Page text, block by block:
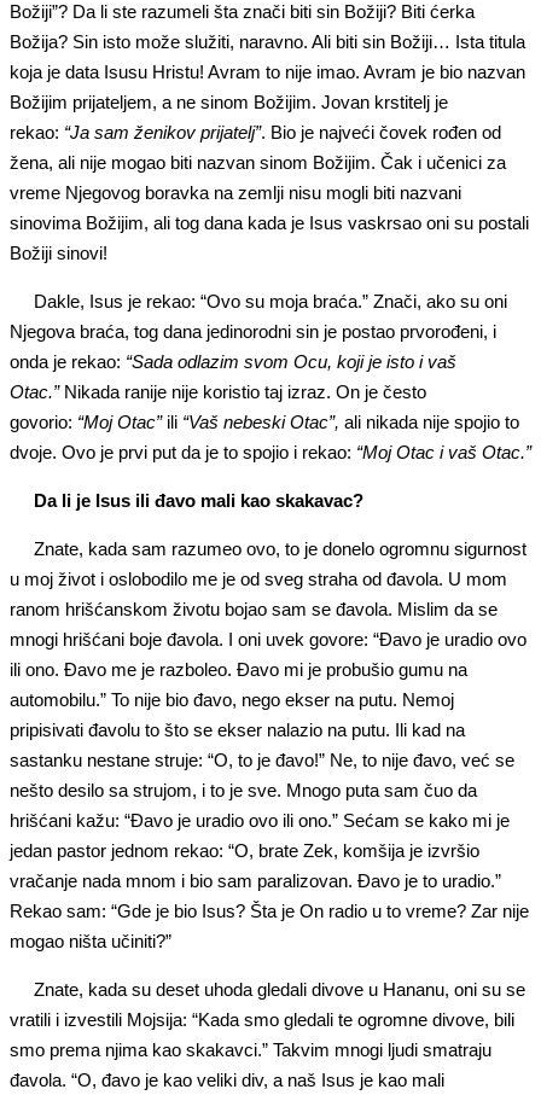
Božiji”? Da li ste razumeli šta znači biti sin Božiji? Biti ćerka
Božija? Sin isto može služiti, naravno. Ali biti sin Božiji… Ista titula
koja je data Isusu Hristu! Avram to nije imao. Avram je bio nazvan
Božijim prijateljem, a ne sinom Božijim. Jovan krstitelj je
rekao: “Ja sam ženikov prijatelj”. Bio je najveći čovek rođen od
žena, ali nije mogao biti nazvan sinom Božijim. Čak i učenici za
vreme Njegovog boravka na zemlji nisu mogli biti nazvani
sinovima Božijim, ali tog dana kada je Isus vaskrsao oni su postali
Božiji sinovi!
Dakle, Isus je rekao: “Ovo su moja braća.” Znači, ako su oni
Njegova braća, tog dana jedinorodni sin je postao prvorođeni, i
onda je rekao: “Sada odlazim svom Ocu, koji je isto i vaš
Otac.” Nikada ranije nije koristio taj izraz. On je često
govorio: “Moj Otac”ili “Vaš nebeski Otac”, ali nikada nije spojio to
dvoje. Ovo je prvi put da je to spojio i rekao: “Moj Otac i vaš Otac.”
Da li je Isus ili đavo mali kao skakavac?
Znate, kada sam razumeo ovo, to je donelo ogromnu sigurnost
u moj život i oslobodilo me je od sveg straha od đavola. U mom
ranom hrišćanskom životu bojao sam se đavola. Mislim da se
mnogi hrišćani boje đavola. I oni uvek govore: “Đavo je uradio ovo
ili ono. Đavo me je razboleo. Đavo mi je probušio gumu na
automobilu.” To nije bio đavo, nego ekser na putu. Nemoj
pripisivati đavolu to što se ekser nalazio na putu. Ili kad na
sastanku nestane struje: “O, to je đavo!” Ne, to nije đavo, već se
nešto desilo sa strujom, i to je sve. Mnogo puta sam čuo da
hrišćani kažu: “Đavo je uradio ovo ili ono.” Sećam se kako mi je
jedan pastor jednom rekao: “O, brate Zek, komšija je izvršio
vračanje nada mnom i bio sam paralizovan. Đavo je to uradio.”
Rekao sam: “Gde je bio Isus? Šta je On radio u to vreme? Zar nije
mogao ništa učiniti?”
Znate, kada su deset uhoda gledali divove u Hananu, oni su se
vratili i izvestili Mojsija: “Kada smo gledali te ogromne divove, bili
smo prema njima kao skakavci.” Takvim mnogi ljudi smatraju
đavola. “O, đavo je kao veliki div, a naš Isus je kao mali